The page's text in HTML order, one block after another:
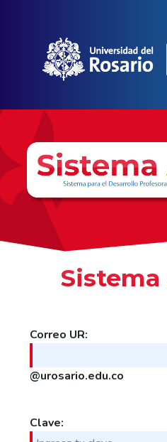
Sistema
Correo UR:
@urosario.edu.co
Clave: